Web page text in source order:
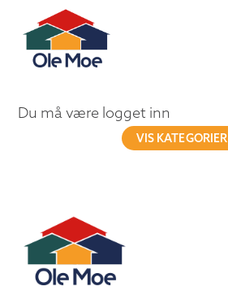
Du må være logget inn
VIS KATEGORIER